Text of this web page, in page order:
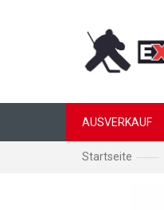
AUSVERKAUF
Startseite